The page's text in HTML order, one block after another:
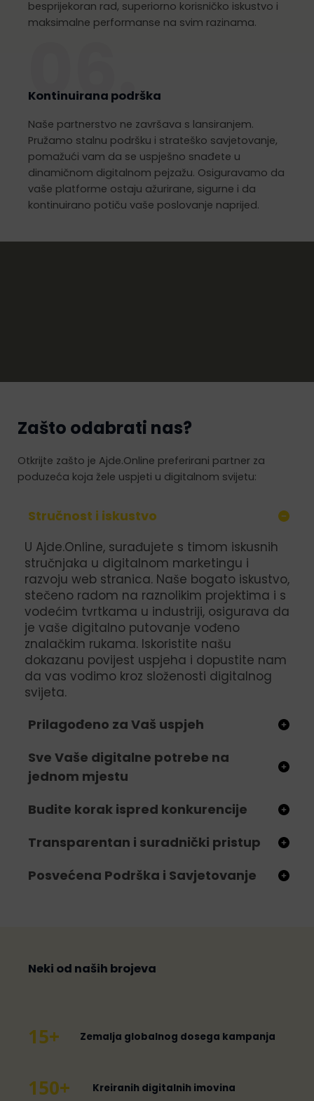
besprijekoran rad, superiorno korisničko iskustvo i
maksimalne performanse na svim razinama.
06.
Kontinuirana podrška
Naše partnerstvo ne završava s lansiranjem.
Pružamo stalnu podršku i strateško savjetovanje,
pomažući vam da se uspješno snađete u
dinamičnom digitalnom pejzažu. Osiguravamo da
vaše platforme ostaju ažurirane, sigurne i da
kontinuirano potiču vaše poslovanje naprijed.
Zašto odabrati nas?
Otkrijte zašto je Ajde.Online preferirani partner za
poduzeća koja žele uspjeti u digitalnom svijetu:
Stručnost i iskustvo
U Ajde.Online, surađujete s timom iskusnih
stručnjaka u digitalnom marketingu i
razvoju web stranica. Naše bogato iskustvo,
stečeno radom na raznolikim projektima i s
vodećim tvrtkama u industriji, osigurava da
je vaše digitalno putovanje vođeno
znalačkim rukama. Iskoristite našu
dokazanu povijest uspjeha i dopustite nam
da vas vodimo kroz složenosti digitalnog
svijeta.
Prilagođeno za Vaš uspjeh
Sve Vaše digitalne potrebe na
jednom mjestu
Budite korak ispred konkurencije
Transparentan i suradnički pristup
Posvećena Podrška i Savjetovanje
Neki od naših brojeva
15+ Zemalja globalnog dosega kampanja
150+ Kreiranih digitalnih imovina